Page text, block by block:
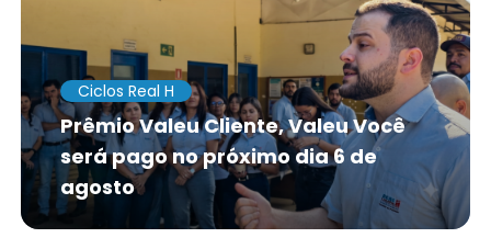
Ciclos Real H
Prêmio Valeu Cliente, Valeu Você
será pago no próximo dia 6 de
agosto